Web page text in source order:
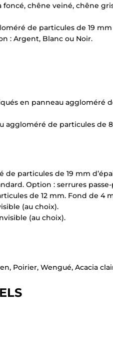
Demande de rappel
foncé, chêne veiné, chêne
de particules de 19
: Argent, Blanc ou Noir.
en panneau aggloméré
de particules de
particules de 19 mm
Option : serrures
de 12 mm. Fond de 4
(au choix).
(au choix).
Poirier, Wengué, Acacia